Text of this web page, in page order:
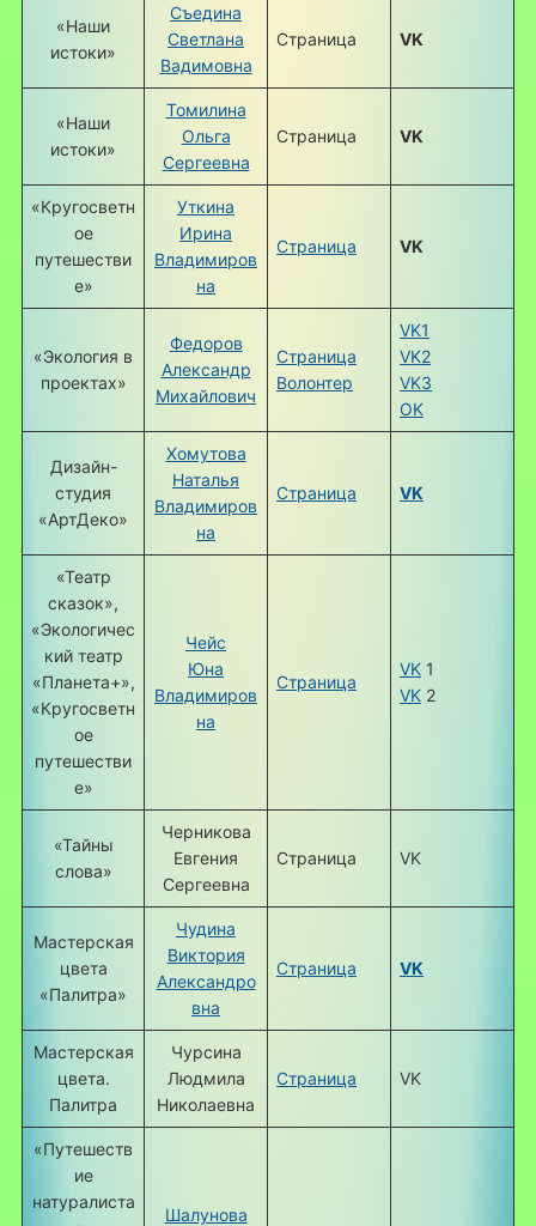
«Наши
истоки»
Съедина
Светлана
Вадимовна
Страница VK
«Наши
истоки»
Томилина
Ольга
Сергеевна
Страница VK
«Кругосветн
ое
путешестви
е»
Уткина
Ирина
Владимиров
на
Страница VK
«Экология в
проектах»
Федоров
Александр
Михайлович
Страница
Волонтер
VK1
VK2
VK3
OK
Дизайн-
студия
«АртДеко»
Хомутова
Наталья
Владимиров
на
Страница VK
«Театр
сказок»,
«Экологичес
кий театр
«Планета+»,
«Кругосветн
ое
путешестви
е»
Чейс
Юна
Владимиров
на
Страница
VK 1
VK 2
«Тайны
слова»
Черникова
Евгения
Сергеевна
Страница VK
Мастерская
цвета
«Палитра»
Чудина
Виктория
Александро
вна
Страница VK
Мастерская
цвета.
Палитра
Чурсина
Людмила
Николаевна
Страница VK
«Путешеств
ие
натуралиста
Шалунова